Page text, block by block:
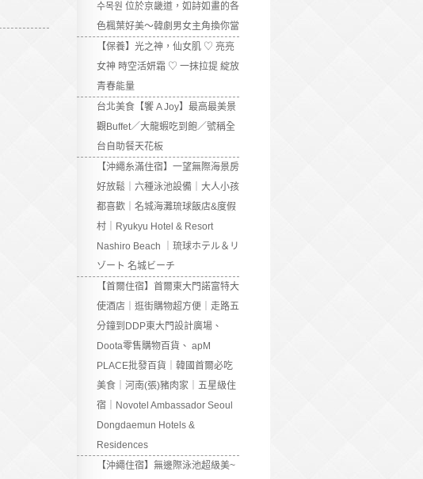
수목원 位於京畿道，如詩如畫的各
色楓葉好美～韓劇男女主角換你當
【保養】光之神，仙女肌 ♡ 亮亮
女神 時空活妍霜 ♡ 一抹拉提 綻放
青春能量
台北美食【饗 A Joy】最高最美景
觀Buffet／大龍蝦吃到飽／號稱全
台自助餐天花板
【沖繩糸滿住宿】一望無際海景房
好放鬆｜六種泳池設備｜大人小孩
都喜歡｜名城海灘琉球飯店&度假
村｜Ryukyu Hotel & Resort
Nashiro Beach ｜琉球ホテル＆リ
ゾート 名城ビーチ
【首爾住宿】首爾東大門諾富特大
使酒店｜逛街購物超方便｜走路五
分鐘到DDP東大門設計廣場、
Doota零售購物百貨、 apM
PLACE批發百貨｜韓國首爾必吃
美食｜河南(張)豬肉家｜五星級住
宿｜Novotel Ambassador Seoul
Dongdaemun Hotels &
Residences
【沖繩住宿】無邊際泳池超級美~